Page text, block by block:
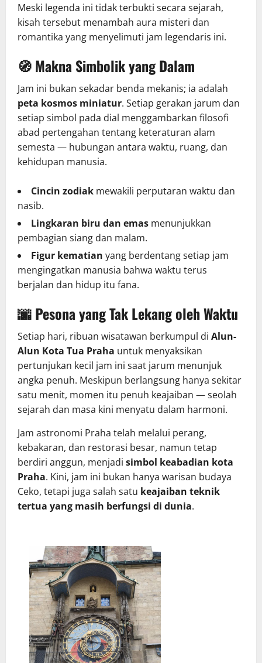
Meski legenda ini tidak terbukti secara sejarah,
kisah tersebut menambah aura misteri dan
romantika yang menyelimuti jam legendaris ini.
🧭Makna Simbolik yang Dalam
Jam ini bukan sekadar benda mekanis; ia adalah
peta kosmos miniatur. Setiap gerakan jarum dan
setiap simbol pada dial menggambarkan filosofi
abad pertengahan tentang keteraturan alam
semesta — hubungan antara waktu, ruang, dan
kehidupan manusia.
Cincin zodiak mewakili perputaran waktu dan
nasib.
Lingkaran biru dan emas menunjukkan
pembagian siang dan malam.
Figur kematian yang berdentang setiap jam
mengingatkan manusia bahwa waktu terus
berjalan dan hidup itu fana.
🌆Pesona yang Tak Lekang oleh Waktu
Setiap hari, ribuan wisatawan berkumpul di Alun-
Alun Kota Tua Praha untuk menyaksikan
pertunjukan kecil jam ini saat jarum menunjuk
angka penuh. Meskipun berlangsung hanya sekitar
satu menit, momen itu penuh keajaiban — seolah
sejarah dan masa kini menyatu dalam harmoni.
Jam astronomi Praha telah melalui perang,
kebakaran, dan restorasi besar, namun tetap
berdiri anggun, menjadi simbol keabadian kota
Praha. Kini, jam ini bukan hanya warisan budaya
Ceko, tetapi juga salah satu keajaiban teknik
tertua yang masih berfungsi di dunia.